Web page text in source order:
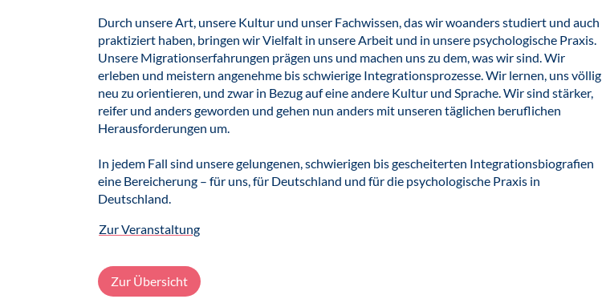
Durch unsere Art, unsere Kultur und unser Fachwissen, das wir woanders studiert und auch
praktiziert haben, bringen wir Vielfalt in unsere Arbeit und in unsere psychologische Praxis.
Unsere Migrationserfahrungen prägen uns und machen uns zu dem, was wir sind. Wir
erleben und meistern angenehme bis schwierige Integrationsprozesse. Wir lernen, uns völlig
neu zu orientieren, und zwar in Bezug auf eine andere Kultur und Sprache. Wir sind stärker,
reifer und anders geworden und gehen nun anders mit unseren täglichen beruflichen
Herausforderungen um.
In jedem Fall sind unsere gelungenen, schwierigen bis gescheiterten Integrationsbiografien
eine Bereicherung – für uns, für Deutschland und für die psychologische Praxis in
Deutschland.
Zur Veranstaltung
Zur Übersicht